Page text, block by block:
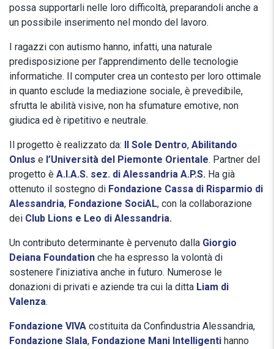
possa supportarli nelle loro difficoltà, preparandoli anche a
un possibile inserimento nel mondo del lavoro.
I ragazzi con autismo hanno, infatti, una naturale
predisposizione per l’apprendimento delle tecnologie
informatiche. Il computer crea un contesto per loro ottimale
in quanto esclude la mediazione sociale, è prevedibile,
sfrutta le abilità visive, non ha sfumature emotive, non
giudica ed è ripetitivo e neutrale.
Il progetto è realizzato da: Il Sole Dentro, Abilitando
Onlus e l’Università del Piemonte Orientale. Partner del
progetto è A.I.A.S. sez. di Alessandria A.P.S. Ha già
ottenuto il sostegno di Fondazione Cassa di Risparmio di
Alessandria, Fondazione SociAL, con la collaborazione
dei Club Lions e Leo di Alessandria.
Un contributo determinante è pervenuto dalla Giorgio
Deiana Foundation che ha espresso la volontà di
sostenere l’iniziativa anche in futuro. Numerose le
donazioni di privati e aziende tra cui la ditta Liam di
Valenza.
Fondazione VIVA costituita da Confindustria Alessandria,
Fondazione Slala, Fondazione Mani Intelligenti hanno